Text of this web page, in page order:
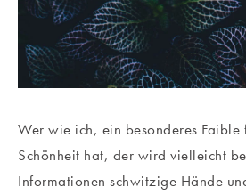
Wer wie ich, ein besonderes
Schönheit hat, der wird vielleicht
Informationen schwitzige Hände